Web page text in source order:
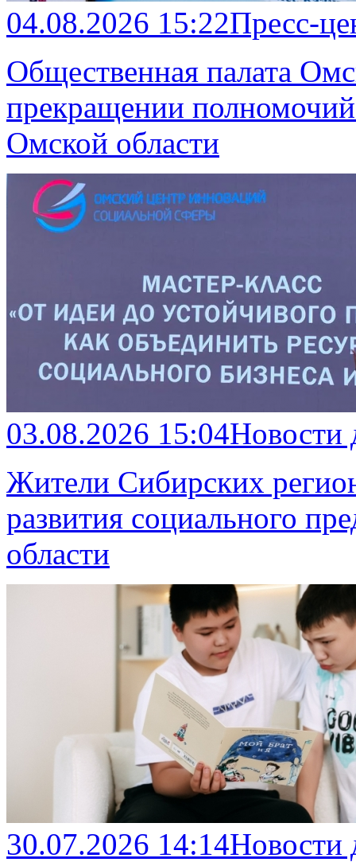
04.08.2026 15:22Пресс-
Общественная палата
прекращении
Омской области
03.08.2026 15:04
Жители Сибирских
развития социального
области
30.07.2026 14:14